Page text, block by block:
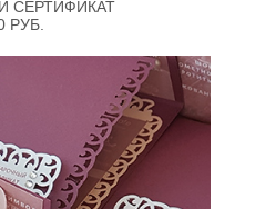
СЕРТИФИКАТ
РУБ.